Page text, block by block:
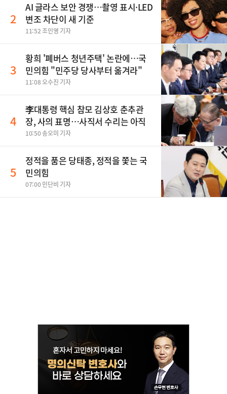
2
AI 글라스 보안 경쟁…촬영 표시·LED
변조 차단이 새 기준
11:52 조인영 기자
3
황희 '폐버스 청년주택' 논란에…국
민의힘 "민주당 당사부터 옮겨라"
11:08 오수진 기자
4
李대통령 핵심 참모 김상호 춘추관
장, 사의 표명…사직서 수리는 아직
10:50 송오미 기자
5
정적을 품은 당태종, 정적을 쫓는 국
민의힘
07:00 민단비 기자